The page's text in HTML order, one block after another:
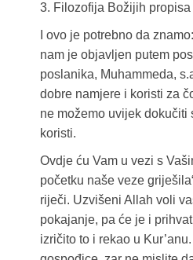
3. Filozofija Božijih propisa
I ovo je potrebno da
nam je objavljen putem
poslanika, Muhammeda,
dobre namjere i koristi za
ne možemo uvijek dokučiti
koristi.
Ovdje ću Vam u vezi s
početku naše veze
riječi. Uzvišeni Allah voli
pokajanje, pa će je i
izričito to i rekao u